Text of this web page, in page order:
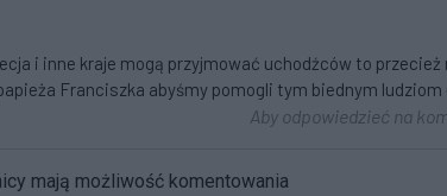
i inne kraje mogą przyjmować uchodźców to
Franciszka abyśmy pomogli tym biednym ludziom
Aby odpowiedzieć na
mają możliwość komentowania